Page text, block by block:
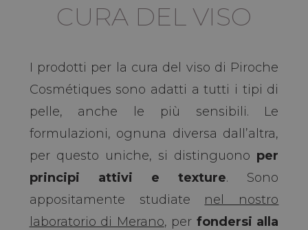
CURA DEL VISO
I prodotti per la cura del viso di Piroche
Cosmétiques sono adatti a tutti i tipi di
pelle, anche le più sensibili. Le
formulazioni, ognuna diversa dall’altra,
per questo uniche, si distinguono per
principi attivi e texture. Sono
appositamente studiate nel nostro
laboratorio di Merano, per fondersi alla